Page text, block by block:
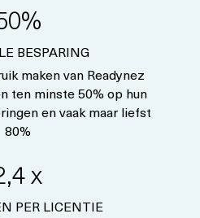
BESPARING
maken van Readynez
ten minste 50% op hun
en vaak maar liefst
80%
x
PER LICENTIE